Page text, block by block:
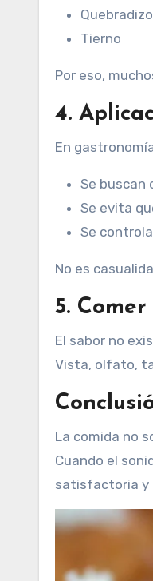
Quebradizo
Tierno
Por eso,
4.
En
Se
Se evita
Se
No es
5.
El sabor no
Vista, olfato,
La comida no
Cuando el
satisfactoria y